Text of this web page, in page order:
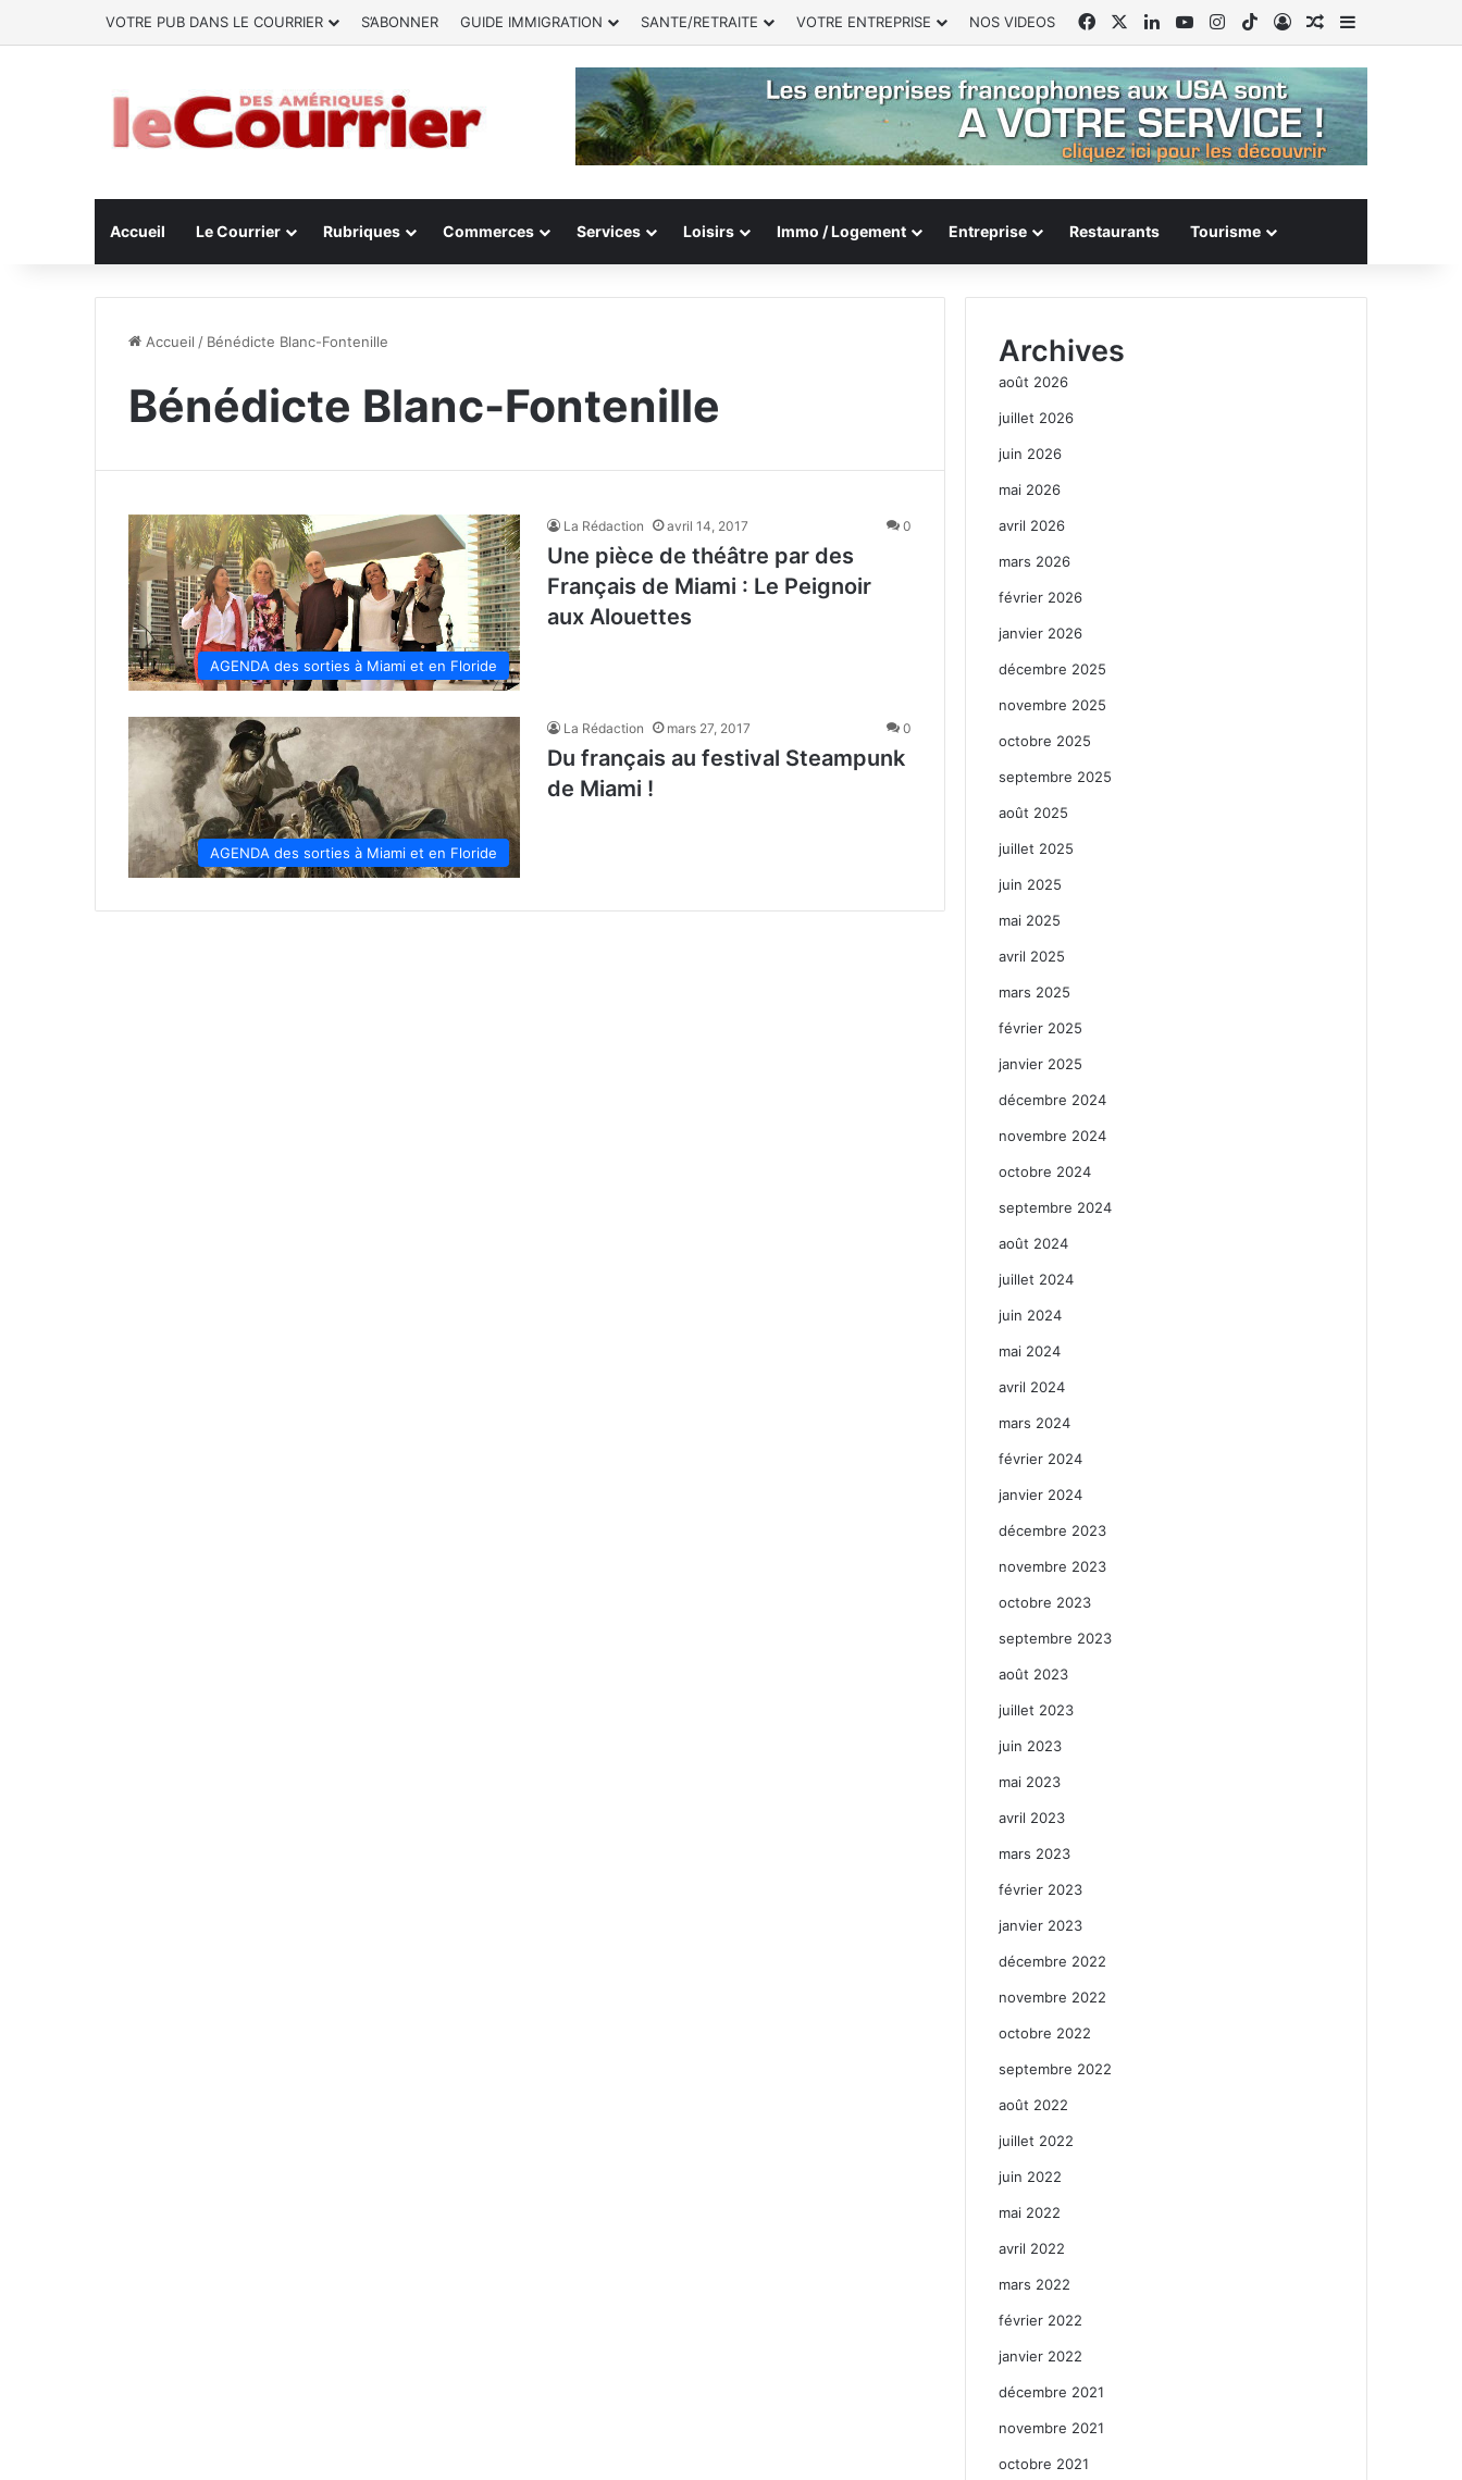
VOTRE PUB DANS LE COURRIER S’ABONNER GUIDE IMMIGRATION SANTE/RETRAITE VOTRE ENTREPRISE NOS VIDEOS FacebookLinkedinYouTubeInstagram
TikTokConnexion
Article Aléatoire
Sidebar
Accueil Le Courrier Rubriques Commerces Services Loisirs Immo / Logement Entreprise Restaurants Tourisme
Accueil / Bénédicte Blanc-Fontenille
Bénédicte Blanc-Fontenille
AGENDA des sorties à Miami et en Floride
La Rédaction avril 14, 2017 0
Une pièce de théâtre par des
Français de Miami : Le Peignoir
aux Alouettes
AGENDA des sorties à Miami et en Floride
La Rédaction mars 27, 2017 0
Du français au festival Steampunk
de Miami !
Archives
août 2026
juillet 2026
juin 2026
mai 2026
avril 2026
mars 2026
février 2026
janvier 2026
décembre 2025
novembre 2025
octobre 2025
septembre 2025
août 2025
juillet 2025
juin 2025
mai 2025
avril 2025
mars 2025
février 2025
janvier 2025
décembre 2024
novembre 2024
octobre 2024
septembre 2024
août 2024
juillet 2024
juin 2024
mai 2024
avril 2024
mars 2024
février 2024
janvier 2024
décembre 2023
novembre 2023
octobre 2023
septembre 2023
août 2023
juillet 2023
juin 2023
mai 2023
avril 2023
mars 2023
février 2023
janvier 2023
décembre 2022
novembre 2022
octobre 2022
septembre 2022
août 2022
juillet 2022
juin 2022
mai 2022
avril 2022
mars 2022
février 2022
janvier 2022
décembre 2021
novembre 2021
octobre 2021